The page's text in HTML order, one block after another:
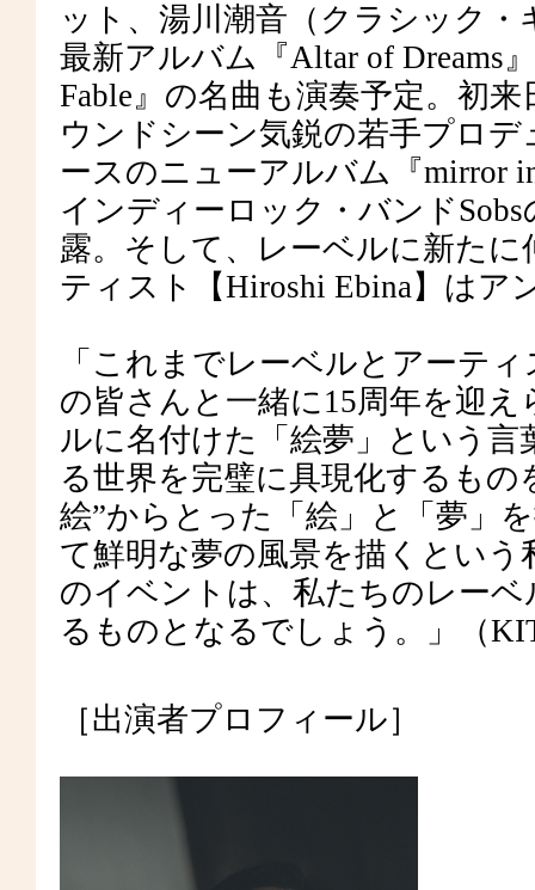
ット、湯川潮音（クラシック
最新アルバム『Altar of Dreams
Fable』の名曲も演奏予定。初
ウンドシーン気鋭の若手プロ
ースのニューアルバム『mirror
インディーロック・バンド
露。そして、レーベルに新た
ティスト【Hiroshi Ebina】はア
「これまでレーベルとアーテ
の皆さんと一緒に15周年を迎
ルに名付けた「絵夢」という
る世界を完璧に具現化するも
絵”からとった「絵」と「夢」
て鮮明な夢の風景を描くとい
のイベントは、私たちのレー
るものとなるでしょう。」（
［出演者プロフィール］